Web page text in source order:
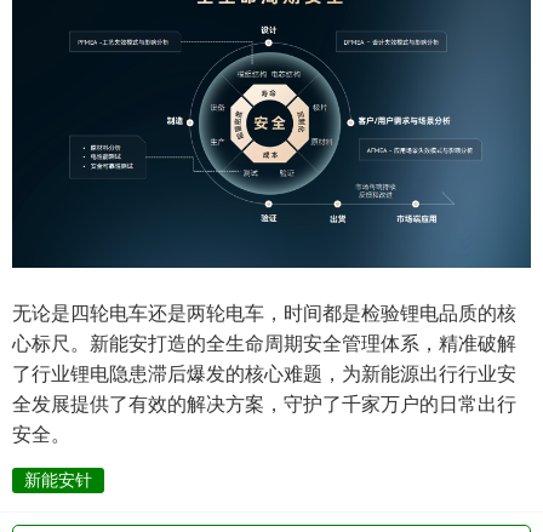
无论是四轮电车还是两轮电车，时间都是检验锂电品质的核
心标尺。新能安打造的全生命周期安全管理体系，精准破解
了行业锂电隐患滞后爆发的核心难题，为新能源出行行业安
全发展提供了有效的解决方案，守护了千家万户的日常出行
安全。
新能安针